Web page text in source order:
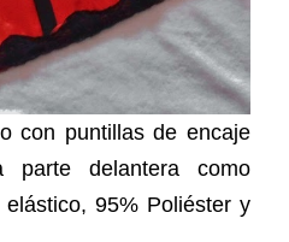
con puntillas de encaje
delantera como
95% Poliéster y